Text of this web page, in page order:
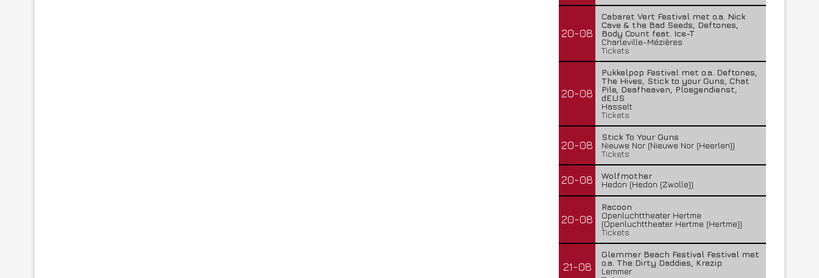
20-08
Cabaret Vert Festival met o.a. Nick
Cave & the Bad Seeds, Deftones,
Body Count feat. Ice-T
Charleville-Mézières
Tickets
20-08
Pukkelpop Festival met o.a. Deftones,
The Hives, Stick to your Guns, Chat
Pile, Deafheaven, Ploegendienst,
dEUS
Hasselt
Tickets
20-08
Stick To Your Guns
Nieuwe Nor (Nieuwe Nor (Heerlen))
Tickets
20-08
Wolfmother
Hedon (Hedon (Zwolle))
20-08
Racoon
Openluchttheater Hertme
(Openluchttheater Hertme (Hertme))
Tickets
21-08
Glemmer Beach Festival Festival met
o.a. The Dirty Daddies, Krezip
Lemmer